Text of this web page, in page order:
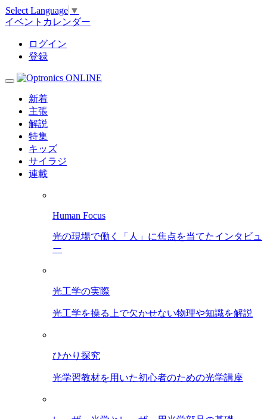
Select Language ▼
イベントカレンダー
ログイン
登録
新着
主張
解説
特集
キッズ
サイラジ
連載
Human Focus
光の現場で働く「人」に焦点を当てたインタビュ
ー
光工学の実際
光工学を操る上で欠かせない物理や知識を解説
ひかり探究
光学習教材を用いた初心者のための光学講座